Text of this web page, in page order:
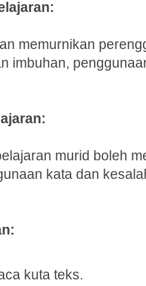
memurnikan
imbuhan,
murid boleh
kata dan
kuta teks.